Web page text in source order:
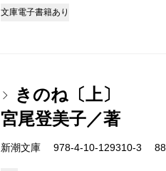
文庫電子書籍あり
きのね〔上〕
宮尾登美子／著
新潮文庫 978-4-10-129310-3